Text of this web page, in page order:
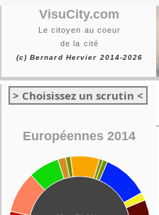
VisuCity.com
Le citoyen au coeur
de la cité
(c) Bernard Hervier 2014-2026
> Choisissez un scrutin <
Européennes 2014